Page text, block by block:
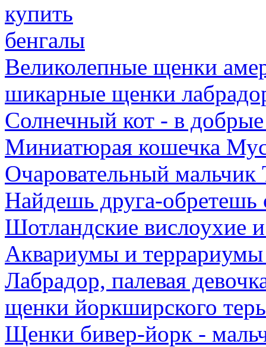
купить
бенгалы
Великолепные щенки
шикарные щенки
Cолнечный кот - в
Миниатюрая кошечка
Очаровательный
Найдешь друга-
Шотландские вислоухие
Аквариумы и террариумы
Лабрадор, палевая
щенки йоркширского
Щенки бивер-йорк -